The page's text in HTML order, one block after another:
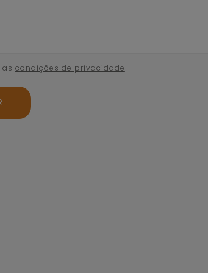
as condições de privacidade